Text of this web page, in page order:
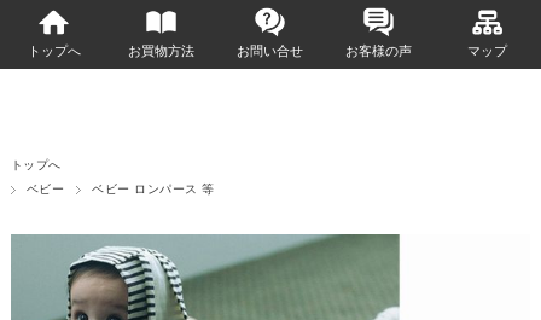
トップへ お買物方法 お問い合せ お客様の声 マップ
トップへ
ベビー
ベビー ロンパース 等